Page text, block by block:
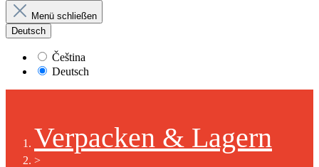
Menü schließen
Deutsch
Čeština
Deutsch
Verpacken & Lagern
>